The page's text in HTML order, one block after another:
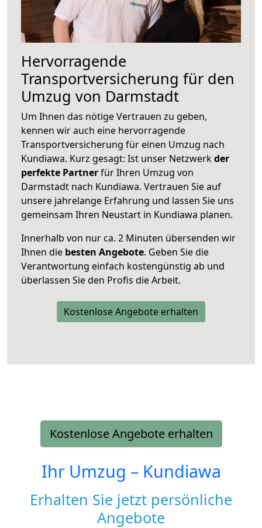
Hervorragende
Transportversicherung für den
Umzug von Darmstadt
Um Ihnen das nötige Vertrauen zu geben,
kennen wir auch eine hervorragende
Transportversicherung für einen Umzug nach
Kundiawa. Kurz gesagt: Ist unser Netzwerkder
perfekte Partnerfür Ihren Umzug von
Darmstadt nach Kundiawa. Vertrauen Sie auf
unsere jahrelange Erfahrung und lassen Sie uns
gemeinsam Ihren Neustart in Kundiawa planen.
Innerhalb von nur ca. 2 Minuten übersenden wir
Ihnen die besten Angebote. Geben Sie die
Verantwortung einfach kostengünstig ab und
überlassen Sie den Profis die Arbeit.
Kostenlose Angebote erhalten
Kostenlose Angebote erhalten
Ihr Umzug – Kundiawa
Erhalten Sie jetzt persönliche
Angebote